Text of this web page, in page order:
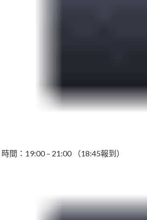
時間：19:00 – 21:00 （18:45報到）